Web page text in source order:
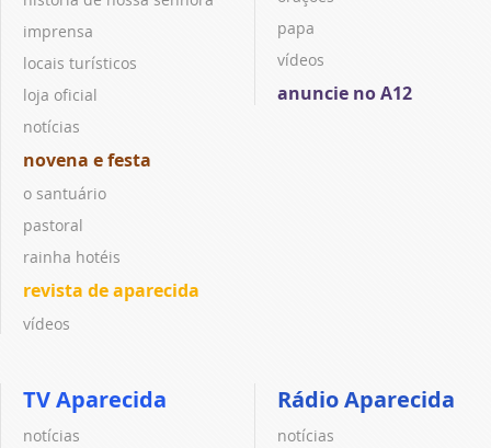
imprensa
locais turísticos
loja oficial
notícias
novena e festa
o santuário
pastoral
rainha hotéis
revista de aparecida
vídeos
papa
vídeos
anuncie no A12
TV Aparecida
notícias
Rádio Aparecida
notícias